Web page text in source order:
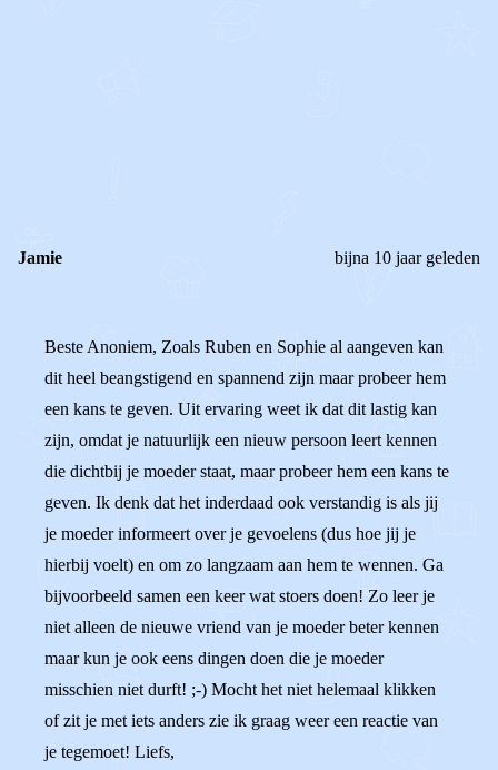
Jamie bijna 10 jaar geleden
Beste Anoniem, Zoals Ruben en Sophie al aangeven kan
dit heel beangstigend en spannend zijn maar probeer hem
een kans te geven. Uit ervaring weet ik dat dit lastig kan
zijn, omdat je natuurlijk een nieuw persoon leert kennen
die dichtbij je moeder staat, maar probeer hem een kans te
geven. Ik denk dat het inderdaad ook verstandig is als jij
je moeder informeert over je gevoelens (dus hoe jij je
hierbij voelt) en om zo langzaam aan hem te wennen. Ga
bijvoorbeeld samen een keer wat stoers doen! Zo leer je
niet alleen de nieuwe vriend van je moeder beter kennen
maar kun je ook eens dingen doen die je moeder
misschien niet durft! ;-) Mocht het niet helemaal klikken
of zit je met iets anders zie ik graag weer een reactie van
je tegemoet! Liefs,